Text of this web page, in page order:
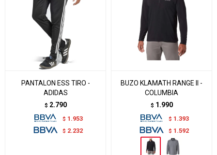
PANTALON ESS TIRO -
ADIDAS
$ 2.790
$ 1.953
$ 2.232
BUZO KLAMATH RANGE II -
COLUMBIA
$ 1.990
$ 1.393
$ 1.592